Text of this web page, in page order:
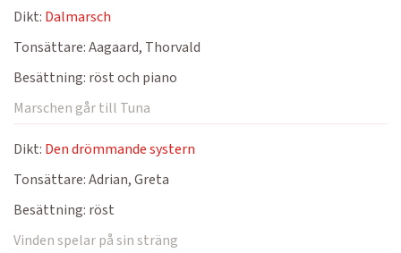
Dikt: Dalmarsch
Tonsättare:Aagaard, Thorvald
Besättning: röst och piano
Marschen går till Tuna
Dikt: Den drömmande systern
Tonsättare:Adrian, Greta
Besättning: röst
Vinden spelar på sin sträng